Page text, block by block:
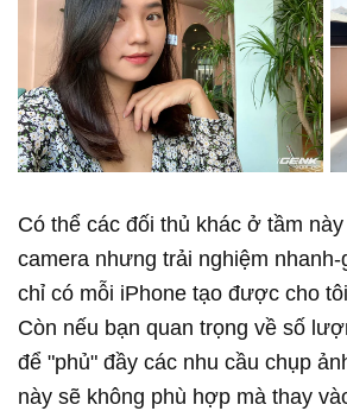
Có thể các đối thủ khác ở tầm
camera nhưng trải nghiệm
chỉ có mỗi iPhone tạo được cho
Còn nếu bạn quan trọng về số
để "phủ" đầy các nhu cầu chụp
này sẽ không phù hợp mà thay